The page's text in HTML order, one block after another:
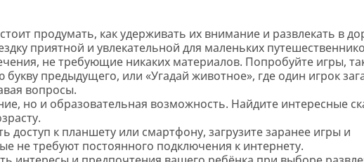
продумать, как удерживать их внимание и развлекать в
приятной и увлекательной для маленьких
не требующие никаких материалов. Попробуйте игры,
предыдущего, или «Угадай животное», где один игрок
вопросы.
но и образовательная возможность. Найдите интересные
доступ к планшету или смартфону, загрузите заранее игры и
не требуют постоянного подключения к интернету.